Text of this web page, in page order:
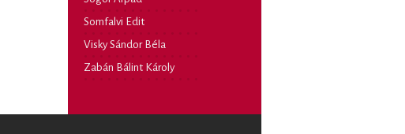
Somfalvi Edit
Visky Sándor Béla
Zabán Bálint Károly